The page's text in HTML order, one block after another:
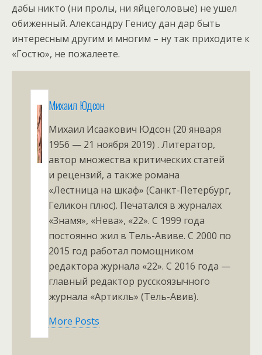
дабы никто (ни пролы, ни яйцеголовые) не ушел
обиженный. Александру Генису дан дар быть
интересным другим и многим – ну так приходите к
«Гостю», не пожалеете.
Михаил Юдсон
Михаил Исаакович Юдсон (20 января
1956 — 21 ноября 2019) . Литератор,
автор множества критических статей
и рецензий, а также романа
«Лестница на шкаф» (Санкт-Петербург,
Геликон плюс). Печатался в журналах
«Знамя», «Нева», «22». С 1999 года
постоянно жил в Тель-Авиве. С 2000 по
2015 год работал помощником
редактора журнала «22». С 2016 года —
главный редактор русскоязычного
журнала «Артикль» (Тель-Авив).
More Posts